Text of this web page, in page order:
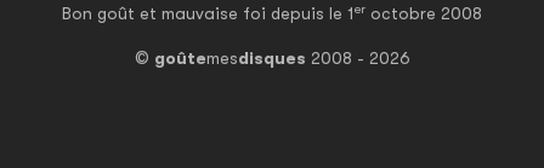
Bon goût et mauvaise foi depuis le 1er octobre 2008
© goûtemesdisques 2008 - 2026